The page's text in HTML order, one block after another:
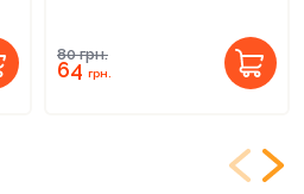
80грн.
64грн.